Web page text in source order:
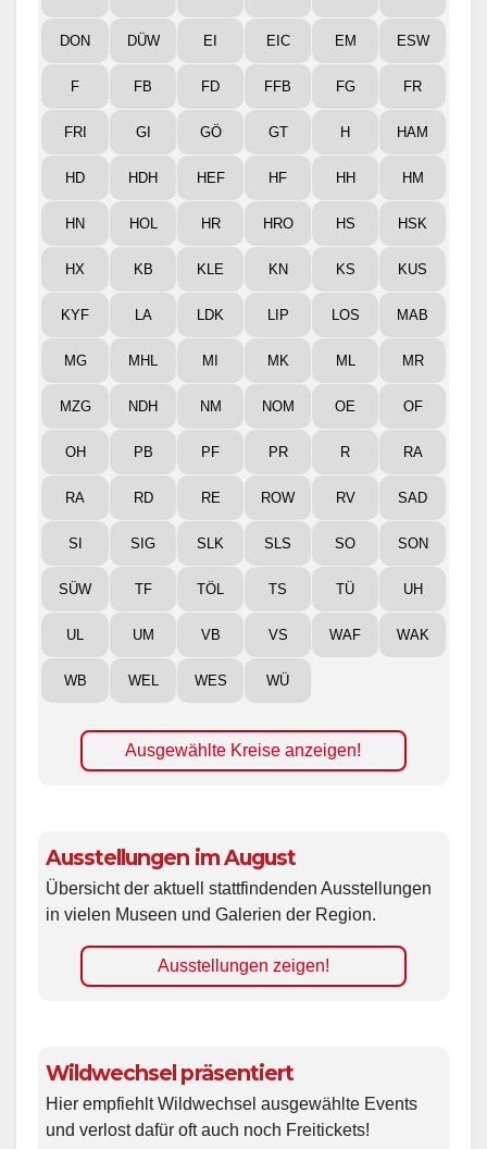
DON DÜW EI EIC EM ESW
F FB FD FFB FG FR
FRI GI GÖ GT H HAM
HD HDH HEF HF HH HM
HN HOL HR HRO HS HSK
HX KB KLE KN KS KUS
KYF LA LDK LIP LOS MAB
MG MHL MI MK ML MR
MZG NDH NM NOM OE OF
OH PB PF PR R RA
RA RD RE ROW RV SAD
SI SIG SLK SLS SO SON
SÜW TF TÖL TS TÜ UH
UL UM VB VS WAF WAK
WB WEL WES WÜ
Ausgewählte Kreise anzeigen!
Ausstellungen im August
Übersicht der aktuell stattfindenden Ausstellungen
in vielen Museen und Galerien der Region.
Ausstellungen zeigen!
Wildwechsel präsentiert
Hier empfiehlt Wildwechsel ausgewählte Events
und verlost dafür oft auch noch Freitickets!